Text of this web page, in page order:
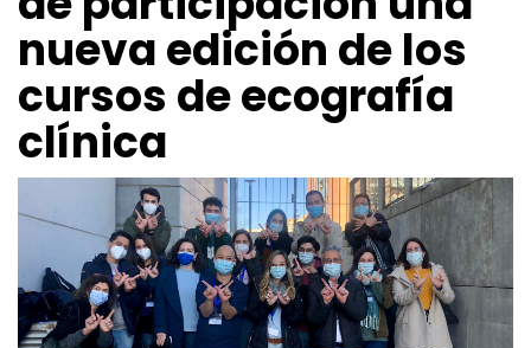
nueva edición de los
cursos de ecografía
clínica